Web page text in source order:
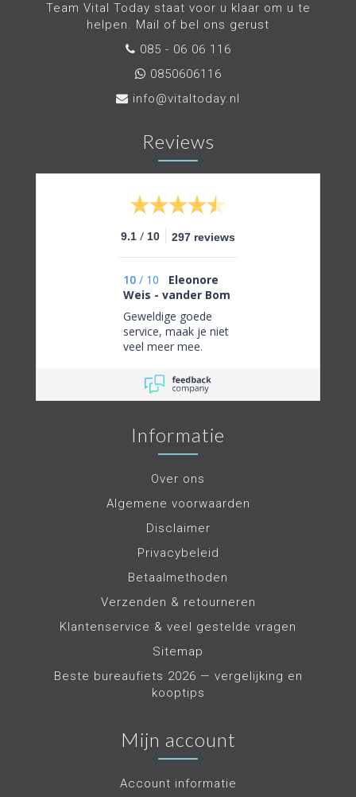
Team Vital Today staat voor u klaar om u te
helpen. Mail of bel ons gerust
085 - 06 06 116
0850606116
info@vitaltoday.nl
Reviews
9.1 / 10 297 reviews
10 / 10
Eleonore
Weis - vander Bom
Geweldige goede
service, maak je niet
veel meer mee.
Informatie
Over ons
Algemene voorwaarden
Disclaimer
Privacybeleid
Betaalmethoden
Verzenden & retourneren
Klantenservice & veel gestelde vragen
Sitemap
Beste bureaufiets 2026 — vergelijking en
kooptips
Mijn account
Account informatie